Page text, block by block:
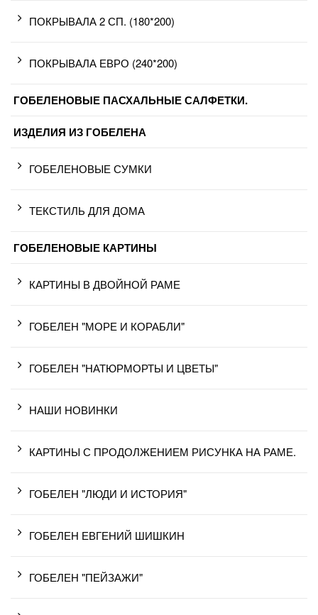
ПОКРЫВАЛА 2 СП. (180*200)
ПОКРЫВАЛА ЕВРО (240*200)
ГОБЕЛЕНОВЫЕ ПАСХАЛЬНЫЕ САЛФЕТКИ.
ИЗДЕЛИЯ ИЗ ГОБЕЛЕНА
ГОБЕЛЕНОВЫЕ СУМКИ
ТЕКСТИЛЬ ДЛЯ ДОМА
ГОБЕЛЕНОВЫЕ КАРТИНЫ
КАРТИНЫ В ДВОЙНОЙ РАМЕ
ГОБЕЛЕН "МОРЕ И КОРАБЛИ"
ГОБЕЛЕН "НАТЮРМОРТЫ И ЦВЕТЫ"
НАШИ НОВИНКИ
КАРТИНЫ С ПРОДОЛЖЕНИЕМ РИСУНКА НА РАМЕ.
ГОБЕЛЕН "ЛЮДИ И ИСТОРИЯ"
ГОБЕЛЕН ЕВГЕНИЙ ШИШКИН
ГОБЕЛЕН "ПЕЙЗАЖИ"